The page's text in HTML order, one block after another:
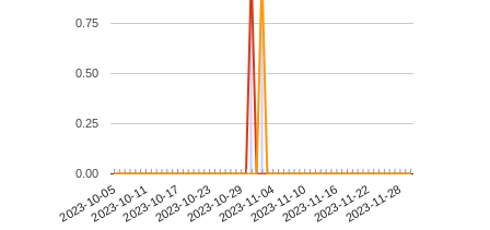
2023-10-052023-10-112023-10-172023-10-232023-10-292023-11-042023-11-102023-11-162023-11-222023-11-28
0.00
0.25
0.50
0.75